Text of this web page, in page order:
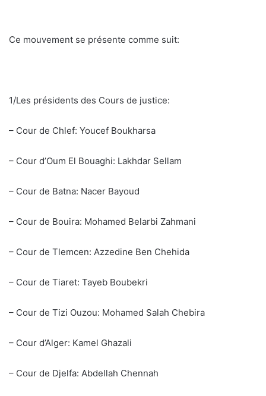
Ce mouvement se présente comme suit:
1/Les présidents des Cours de justice:
– Cour de Chlef: Youcef Boukharsa
– Cour d’Oum El Bouaghi: Lakhdar Sellam
– Cour de Batna: Nacer Bayoud
– Cour de Bouira: Mohamed Belarbi Zahmani
– Cour de Tlemcen: Azzedine Ben Chehida
– Cour de Tiaret: Tayeb Boubekri
– Cour de Tizi Ouzou: Mohamed Salah Chebira
– Cour d’Alger: Kamel Ghazali
– Cour de Djelfa: Abdellah Chennah